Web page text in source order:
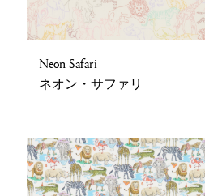
Neon Safari
ネオン・サファリ